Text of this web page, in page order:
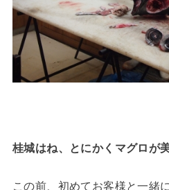
桂城はね、とにかくマグロが
この前、初めてお客様と一緒